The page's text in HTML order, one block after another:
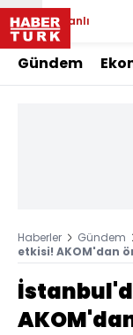
Canlı
Gündem
Haberler Gündem
etkisi! AKOM'dan